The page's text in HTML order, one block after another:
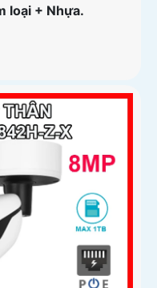
loại + Nhựa.